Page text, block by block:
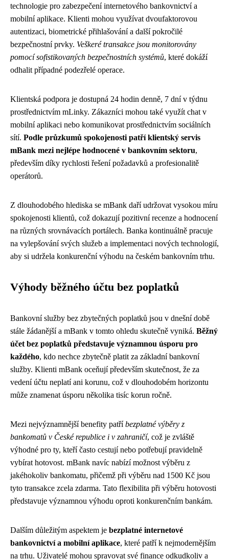
technologie pro zabezpečení internetového bankovnictví a
mobilní aplikace. Klienti mohou využívat dvoufaktorovou
autentizaci, biometrické přihlašování a další pokročilé
bezpečnostní prvky. Veškeré transakce jsou monitorovány
pomocí sofistikovaných bezpečnostních systémů, které dokáží
odhalit případné podezřelé operace.
Klientská podpora je dostupná 24 hodin denně, 7 dní v týdnu
prostřednictvím mLinky. Zákazníci mohou také využít chat v
mobilní aplikaci nebo komunikovat prostřednictvím sociálních
sítí. Podle průzkumů spokojenosti patří klientský servis
mBank mezi nejlépe hodnocené v bankovním sektoru,
především díky rychlosti řešení požadavků a profesionalitě
operátorů.
Z dlouhodobého hlediska se mBank daří udržovat vysokou míru
spokojenosti klientů, což dokazují pozitivní recenze a hodnocení
na různých srovnávacích portálech. Banka kontinuálně pracuje
na vylepšování svých služeb a implementaci nových technologií,
aby si udržela konkurenční výhodu na českém bankovním trhu.
Výhody běžného účtu bez poplatků
Bankovní služby bez zbytečných poplatků jsou v dnešní době
stále žádanější a mBank v tomto ohledu skutečně vyniká. Běžný
účet bez poplatků představuje významnou úsporu pro
každého, kdo nechce zbytečně platit za základní bankovní
služby. Klienti mBank oceňují především skutečnost, že za
vedení účtu neplatí ani korunu, což v dlouhodobém horizontu
může znamenat úsporu několika tisíc korun ročně.
Mezi nejvýznamnější benefity patříbezplatné výběry z
bankomatů v České republice i v zahraničí, což je zvláště
výhodné pro ty, kteří často cestují nebo potřebují pravidelně
vybírat hotovost. mBank navíc nabízí možnost výběru z
jakéhokoliv bankomatu, přičemž při výběru nad 1500 Kč jsou
tyto transakce zcela zdarma. Tato flexibilita při výběru hotovosti
představuje významnou výhodu oproti konkurenčním bankám.
Dalším důležitým aspektem je bezplatné internetové
bankovnictví a mobilní aplikace, které patří k nejmodernějším
na trhu. Uživatelé mohou spravovat své finance odkudkoliv a